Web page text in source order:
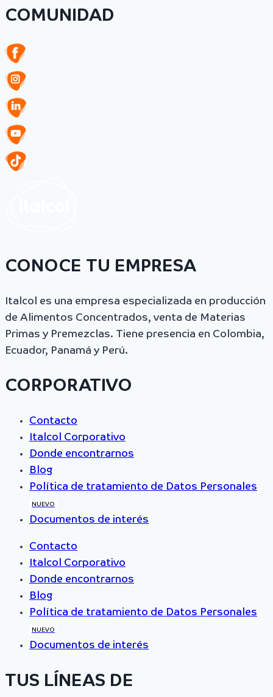
COMUNIDAD
CONOCE TU EMPRESA
Italcol es una empresa especializada en producción
de Alimentos Concentrados, venta de Materias
Primas y Premezclas. Tiene presencia en Colombia,
Ecuador, Panamá y Perú.
CORPORATIVO
Contacto
Italcol Corporativo
Donde encontrarnos
Blog
Política de tratamiento de Datos Personales
NUEVO
Documentos de interés
Contacto
Italcol Corporativo
Donde encontrarnos
Blog
Política de tratamiento de Datos Personales
NUEVO
Documentos de interés
TUS LÍNEAS DE